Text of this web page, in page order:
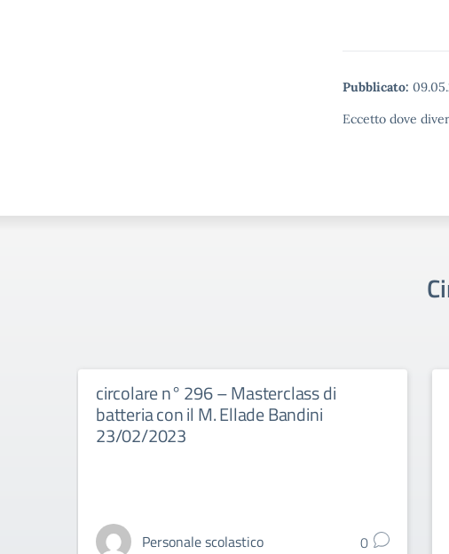
Pubblicato:
Eccetto dove
circolare n° 296 – Masterclass di
batteria con il M. Ellade Bandini
23/02/2023
Personale scolastico 0